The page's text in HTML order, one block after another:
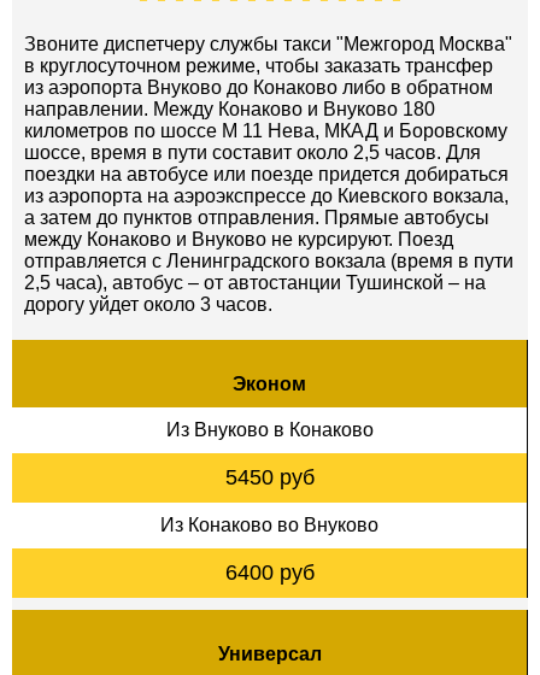
Звоните диспетчеру службы такси "Межгород Москва"
в круглосуточном режиме, чтобы заказать трансфер
из аэропорта Внуково до Конаково либо в обратном
направлении. Между Конаково и Внуково 180
километров по шоссе М 11 Нева, МКАД и Боровскому
шоссе, время в пути составит около 2,5 часов. Для
поездки на автобусе или поезде придется добираться
из аэропорта на аэроэкспрессе до Киевского вокзала,
а затем до пунктов отправления. Прямые автобусы
между Конаково и Внуково не курсируют. Поезд
отправляется с Ленинградского вокзала (время в пути
2,5 часа), автобус – от автостанции Тушинской – на
дорогу уйдет около 3 часов.
Эконом
Из Внуково в Конаково
5450 руб
Из Конаково во Внуково
6400 руб
Универсал